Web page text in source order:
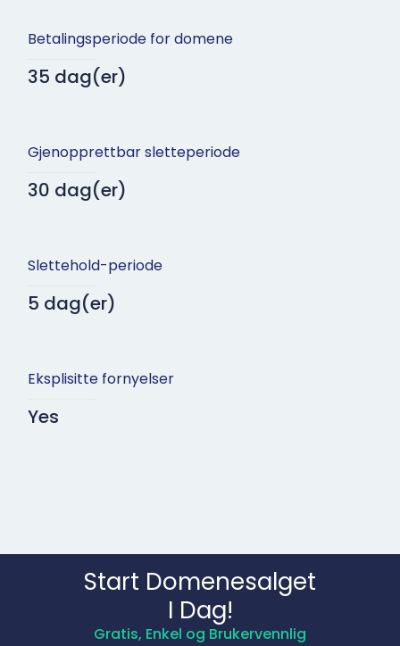
Betalingsperiode for domene
35 dag(er)
Gjenopprettbar sletteperiode
30 dag(er)
Slettehold-periode
5 dag(er)
Eksplisitte fornyelser
Yes
Start Domene­salget
I Dag!
Gratis, Enkel og Brukervennlig